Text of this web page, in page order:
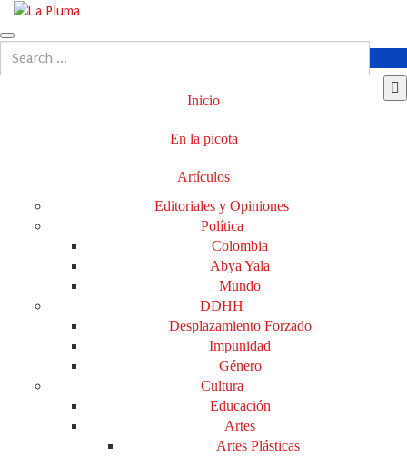
Inicio
En la picota
Artículos
Editoriales y Opiniones
Política
Colombia
Abya Yala
Mundo
DDHH
Desplazamiento Forzado
Impunidad
Género
Cultura
Educación
Artes
Artes Plásticas